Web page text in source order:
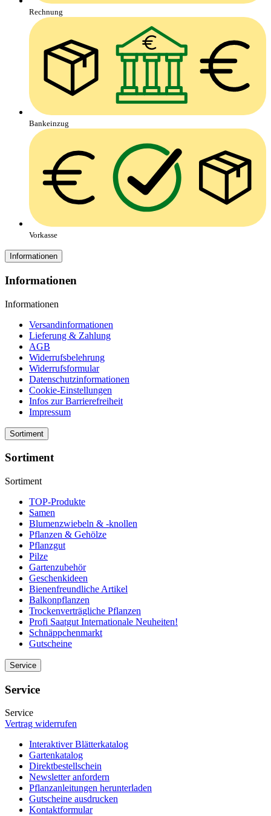
Rechnung
Bankeinzug
Vorkasse
Informationen
Informationen
Informationen
Versandinformationen
Lieferung & Zahlung
AGB
Widerrufsbelehrung
Widerrufsformular
Datenschutzinformationen
Cookie-Einstellungen
Infos zur Barrierefreiheit
Impressum
Sortiment
Sortiment
Sortiment
TOP-Produkte
Samen
Blumenzwiebeln & -knollen
Pflanzen & Gehölze
Pflanzgut
Pilze
Gartenzubehör
Geschenkideen
Bienenfreundliche Artikel
Balkonpflanzen
Trockenverträgliche Pflanzen
Profi Saatgut Internationale Neuheiten!
Schnäppchenmarkt
Gutscheine
Service
Service
Service
Vertrag widerrufen
Interaktiver Blätterkatalog
Gartenkatalog
Direktbestellschein
Newsletter anfordern
Pflanzanleitungen herunterladen
Gutscheine ausdrucken
Kontaktformular